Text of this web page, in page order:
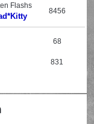
Flashs
8456
68
831